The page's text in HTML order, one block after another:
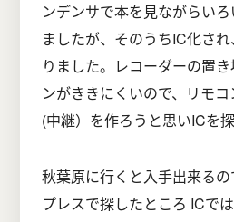
ンデンサで本を見ながらい
ましたが、そのうちIC化さ
りました。レコーダーの置
ンがききにくいので、リモ
(中継）を作ろうと思いICを探
秋葉原に行くと入手出来る
プレスで探したところ ICで